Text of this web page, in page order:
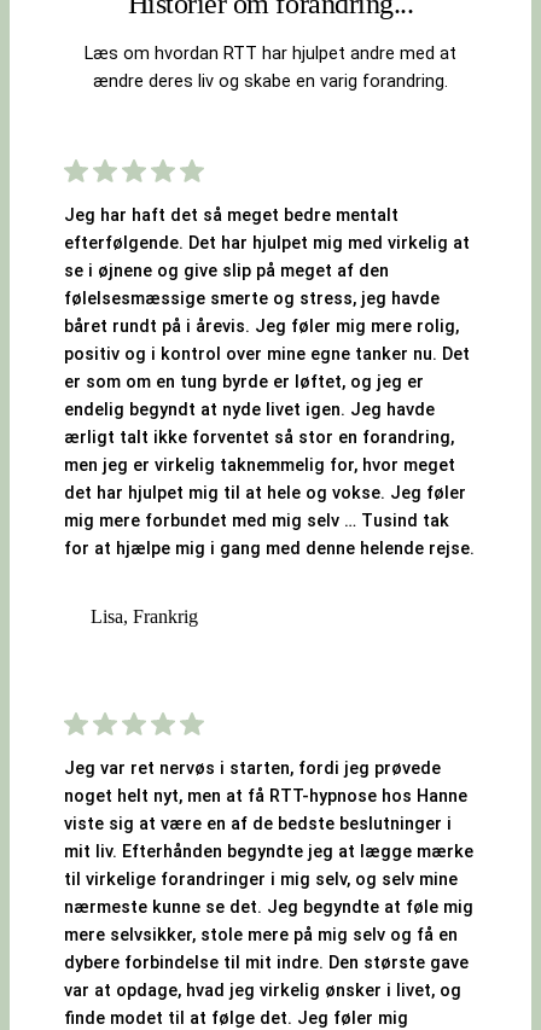
Læs om hvordan RTT har hjulpet andre med at
ændre deres liv og skabe en varig forandring.
Jeg har haft det så meget bedre mentalt
efterfølgende. Det har hjulpet mig med virkelig at
se i øjnene og give slip på meget af den
følelsesmæssige smerte og stress, jeg havde
båret rundt på i årevis. Jeg føler mig mere rolig,
positiv og i kontrol over mine egne tanker nu. Det
er som om en tung byrde er løftet, og jeg er
endelig begyndt at nyde livet igen. Jeg havde
ærligt talt ikke forventet så stor en forandring,
men jeg er virkelig taknemmelig for, hvor meget
det har hjulpet mig til at hele og vokse. Jeg føler
mig mere forbundet med mig selv … Tusind tak
for at hjælpe mig i gang med denne helende rejse.
Lisa, Frankrig
Jeg var ret nervøs i starten, fordi jeg prøvede
noget helt nyt, men at få RTT-hypnose hos Hanne
viste sig at være en af de bedste beslutninger i
mit liv. Efterhånden begyndte jeg at lægge mærke
til virkelige forandringer i mig selv, og selv mine
nærmeste kunne se det. Jeg begyndte at føle mig
mere selvsikker, stole mere på mig selv og få en
dybere forbindelse til mit indre. Den største gave
var at opdage, hvad jeg virkelig ønsker i livet, og
finde modet til at følge det. Jeg føler mig